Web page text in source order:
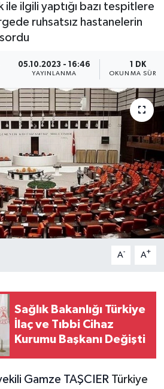
ile ilgili yaptığı bazı tespitlere
ruhsatsız hastanelerin
05.10.2023 - 16:46
YAYINLANMA
1 DK
OKUNMA
A- A+
Sağlık Bakanlığı Türkiye
İlaç ve Tıbbi Cihaz
Kurumu Başkanı Değişti
Gamze TAŞCIER Türkiye